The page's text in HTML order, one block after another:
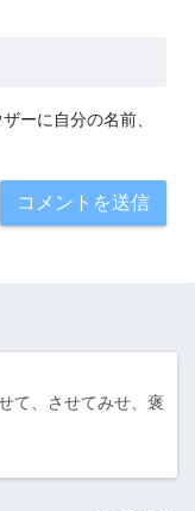
ーに自分の名前、
て、させてみせ、褒